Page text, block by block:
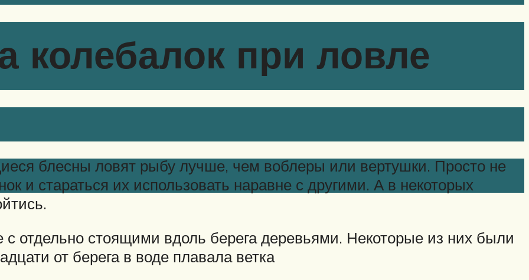
колебалок при ловле
блесны ловят рыбу лучше, чем воблеры или вертушки. Просто не
и стараться их использовать наравне с другими. А в некоторых
отдельно стоящими вдоль берега деревьями. Некоторые из них были
от берега в воде плавала ветка